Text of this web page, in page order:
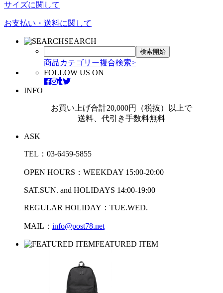
サイズに関して
お支払い・送料に関して
SEARCH
商品カテゴリー複合検索>
FOLLOW US ON
INFO
お買い上げ合計20,000円（税抜）以上で
送料、代引き手数料無料
ASK
TEL：03-6459-5855
OPEN HOURS：WEEKDAY 15:00-20:00
SAT.SUN. and HOLIDAYS 14:00-19:00
REGULAR HOLIDAY：TUE.WED.
MAIL： info@post78.net
FEATURED ITEM